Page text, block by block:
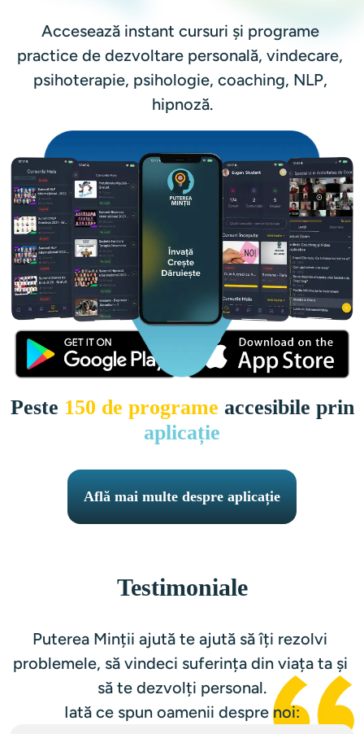
Accesează instant cursuri și programe
practice de dezvoltare personală, vindecare,
psihoterapie, psihologie, coaching, NLP,
hipnoză.
Peste 150 de programe accesibile prin
aplicație
Află mai multe despre aplicație
Testimoniale
Puterea Minții ajută te ajută să îți rezolvi
problemele, să vindeci suferința din viața ta și
să te dezvolți personal.
Iată ce spun oamenii despre noi: